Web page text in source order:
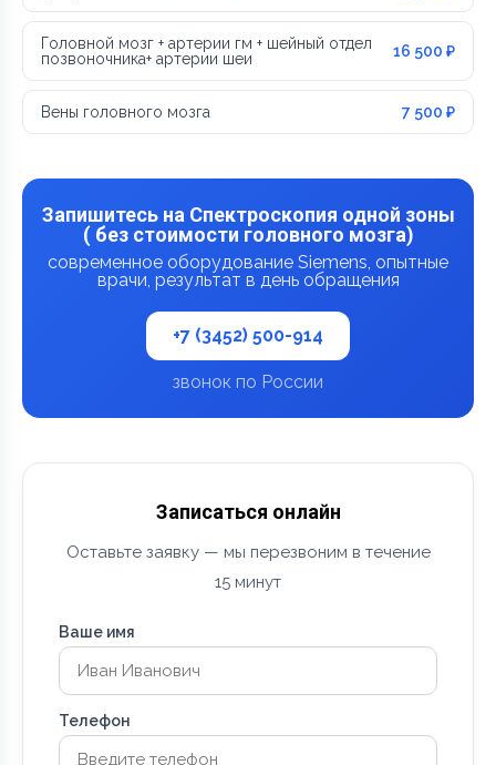
Головной мозг + артерии гм + шейный отдел
позвоночника+ артерии шеи
16 500 ₽
Вены головного мозга 7 500 ₽
Запишитесь на Спектроскопия одной зоны
( без стоимости головного мозга)
современное оборудование Siemens, опытные
врачи, результат в день обращения
+7 (3452) 500-914
звонок по России
Записаться онлайн
Оставьте заявку — мы перезвоним в течение
15 минут
Ваше имя
Телефон